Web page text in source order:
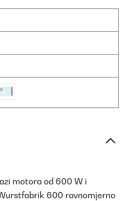
motora od 600 W i
600 ravnomjerno